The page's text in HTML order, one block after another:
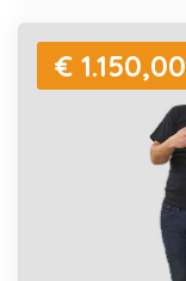
€ 1.150,00